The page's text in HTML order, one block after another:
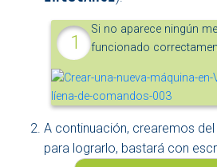
Si no aparece ningún
funcionado
A continuación, crearemos
para lograrlo, bastará con